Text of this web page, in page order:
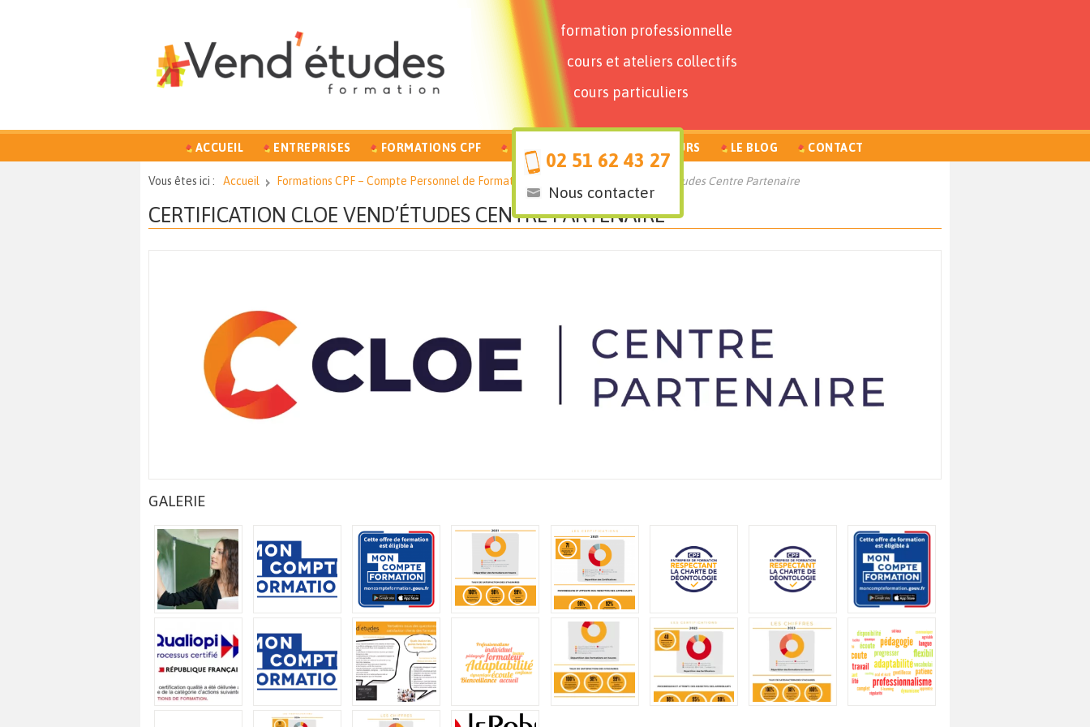
formation professionnelle
cours et ateliers collectifs
cours particuliers
02 51 62 43 27
Nous contacter
ACCUEIL ENTREPRISES FORMATIONS CPF PARTICULIERS FORMATEURS LE BLOG CONTACT
Vous êtes ici : Accueil Formations CPF – Compte Personnel de Formation Certification CLOE Vend’études Centre Partenaire
CERTIFICATION CLOE VEND’ÉTUDES CENTRE PARTENAIRE
GALERIE